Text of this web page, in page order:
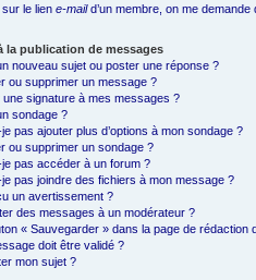
le lien e-maild’un membre, on me
la publication de messages
nouveau sujet ou poster une réponse ?
ou supprimer un message ?
une signature à mes messages ?
sondage ?
pas ajouter plus d’options à mon sondage ?
ou supprimer un sondage ?
pas accéder à un forum ?
pas joindre des fichiers à mon message ?
un avertissement ?
des messages à un modérateur ?
« Sauvegarder » dans la page de rédaction
doit être validé ?
mon sujet ?